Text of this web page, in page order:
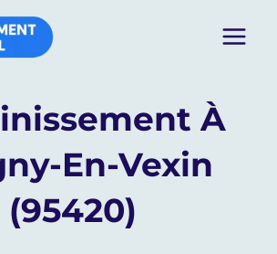
À
En-Vexin
(95420)